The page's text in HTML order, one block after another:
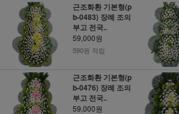
근조화환 기본형(p
b-0483) 장례 조의
부고 전국..
59,000원
590원 적립
근조화환 기본형(p
b-0476) 장례 조의
부고 전국..
59,000원